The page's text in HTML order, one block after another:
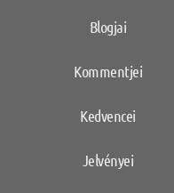
Blogjai
Kommentjei
Kedvencei
Jelvényei